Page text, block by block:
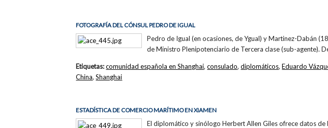
FOTOGRAFÍA DEL CÓNSUL PEDRO DE IGUAL
Pedro de Igual (en ocasiones, de Ygual) y Martinez-Dabán
de Ministro Plenipotenciario de Tercera clase (sub-agente).
Etiquetas:comunidad española en Shanghai,consulado,diplomáticos,Eduardo
China,Shanghai
ESTADÍSTICA DE COMERCIO MARÍTIMO EN XIAMEN
El diplomático y sinólogo Herbert Allen Giles ofrece datos